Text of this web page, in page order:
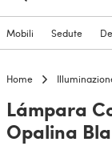
Mobili Sedute
Home
Lámpara
Opalina